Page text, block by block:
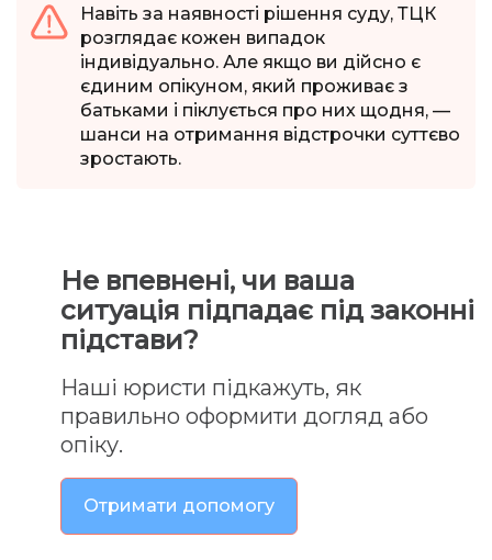
Навіть за наявності рішення суду, ТЦК
розглядає кожен випадок
індивідуально. Але якщо ви дійсно є
єдиним опікуном, який проживає з
батьками і піклується про них щодня, —
шанси на отримання відстрочки суттєво
зростають.
Не впевнені, чи ваша
ситуація підпадає під законні
підстави?
Наші юристи підкажуть, як
правильно оформити догляд або
опіку.
Отримати допомогу